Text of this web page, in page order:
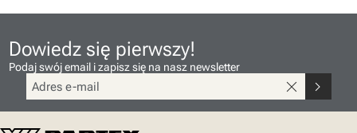
Dowiedz się pierwszy!
Podaj swój email i zapisz się na nasz newsletter
close chevron_right